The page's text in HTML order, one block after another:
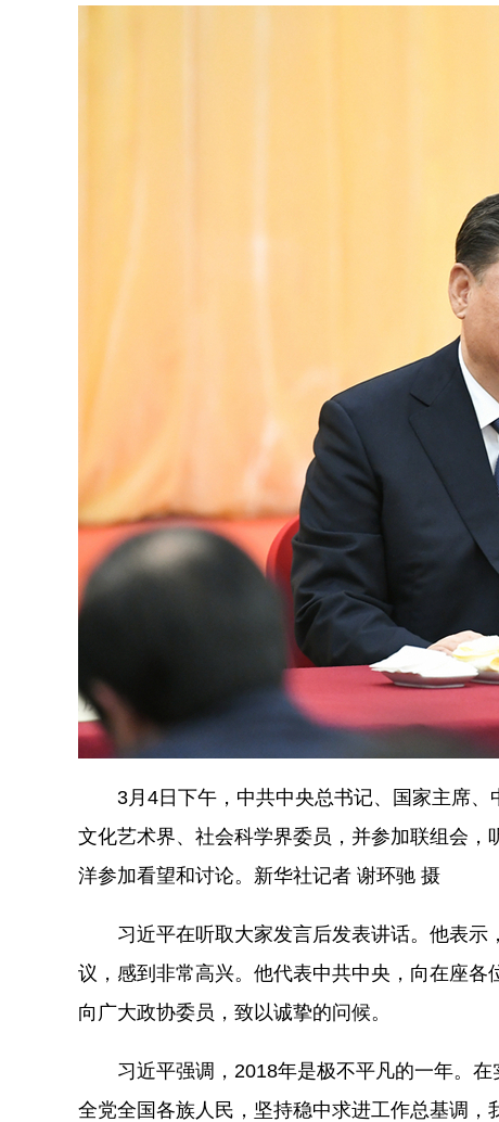
3月4日下午，中共中央总书记、国家主席、
文化艺术界、社会科学界委员，并参加联组会
洋参加看望和讨论。新华社记者 谢环驰 摄
习近平在听取大家发言后发表讲话。他表示
议，感到非常高兴。他代表中共中央，向在座各
向广大政协委员，致以诚挚的问候。
习近平强调，2018年是极不平凡的一年。在
全党全国各族人民，坚持稳中求进工作总基调